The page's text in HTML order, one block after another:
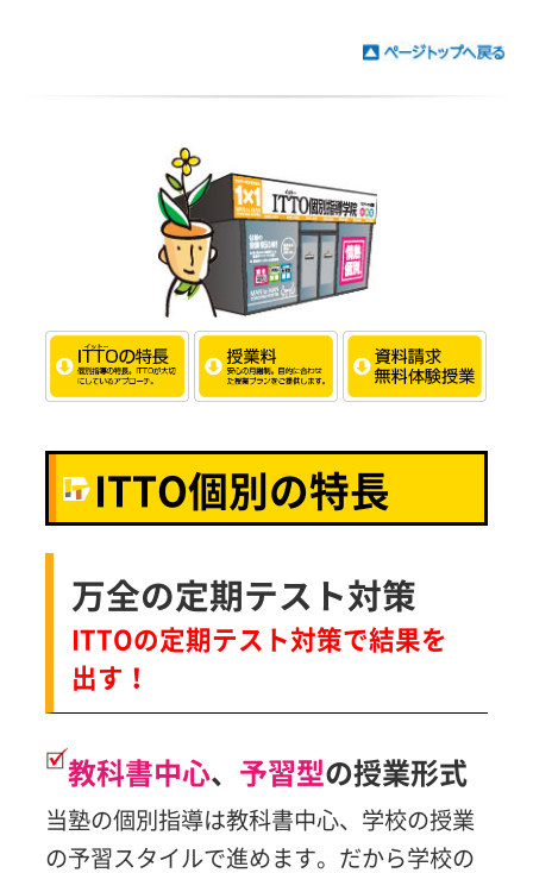
ITTO個別の特長
万全の定期テスト対策
ITTOの定期テスト対策で結果を
出す！
教科書中心、 予習型の授業形式
当塾の個別指導は教科書中心、学校の授業
の予習スタイルで進めます。だから学校の